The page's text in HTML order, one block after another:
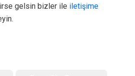
gelsin bizler ile iletişime